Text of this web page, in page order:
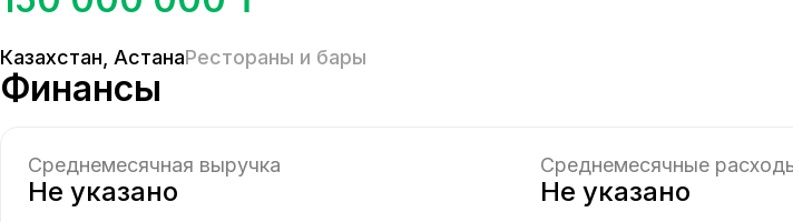
Казахстан АстанаРестораны и бары
Финансы
Среднемесячная выручка
Не указано
Среднемесячные
Не указано